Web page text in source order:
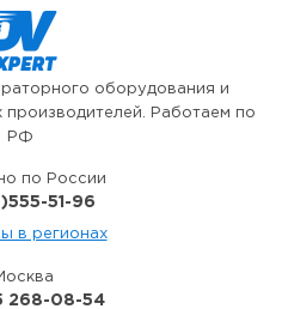
оборудования и
Работаем по
РФ
по России
51-96
в регионах
268-08-54